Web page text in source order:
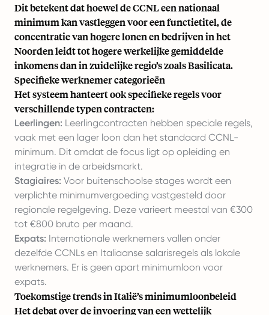
Dit betekent dat hoewel de CCNL een nationaal
minimum kan vastleggen voor een functietitel, de
concentratie van hogere lonen en bedrijven in het
Noorden leidt tot hogere werkelijke gemiddelde
inkomens dan in zuidelijke regio’s zoals Basilicata.
Specifieke werknemer categorieën
Het systeem hanteert ook specifieke regels voor
verschillende typen contracten:
Leerlingen: Leerlingcontracten hebben speciale regels,
vaak met een lager loon dan het standaard CCNL-
minimum. Dit omdat de focus ligt op opleiding en
integratie in de arbeidsmarkt.
Stagiaires: Voor buitenschoolse stages wordt een
verplichte minimumvergoeding vastgesteld door
regionale regelgeving. Deze varieert meestal van €300
tot €800 bruto per maand.
Expats: Internationale werknemers vallen onder
dezelfde CCNLs en Italiaanse salarisregels als lokale
werknemers. Er is geen apart minimumloon voor
expats.
Toekomstige trends in Italië’s minimumloonbeleid
Het debat over de invoering van een wettelijk